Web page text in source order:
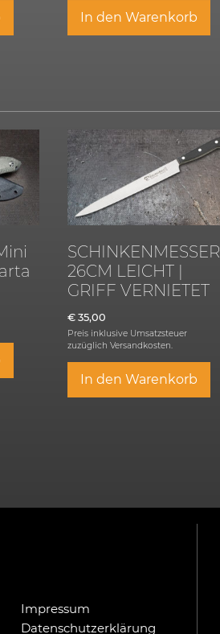
In den Warenkorb
SCHINKENMESSER
26CM LEICHT |
GRIFF VERNIETET
€ 35,00
Preis inklusive Umsatzsteuer
zuzüglichVersandkosten.
In den Warenkorb
Impressum
Datenschutzerklärung